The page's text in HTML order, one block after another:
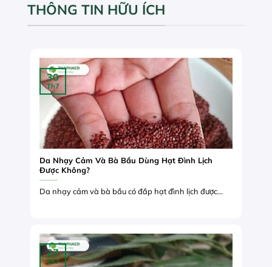
THÔNG TIN HỮU ÍCH
Da Nhạy Cảm Và Bà Bầu Dùng Hạt Đình Lịch
Được Không?
Da nhạy cảm và bà bầu có đắp hạt đình lịch được...
30
Th7
27
Th7